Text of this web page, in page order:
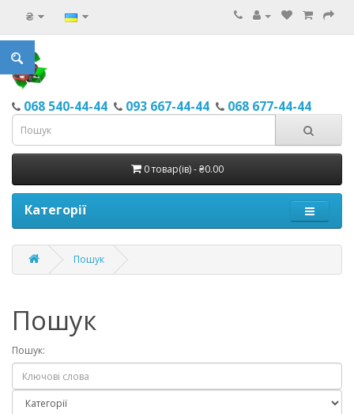
₴
068 540-44-44 093 667-44-44 068 677-44-44
0 товар(ів) - ₴0.00
Категорії
Пошук
Пошук
Пошук: